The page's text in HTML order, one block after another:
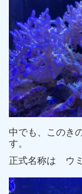
中でも、このき
す。
正式名称は ウ